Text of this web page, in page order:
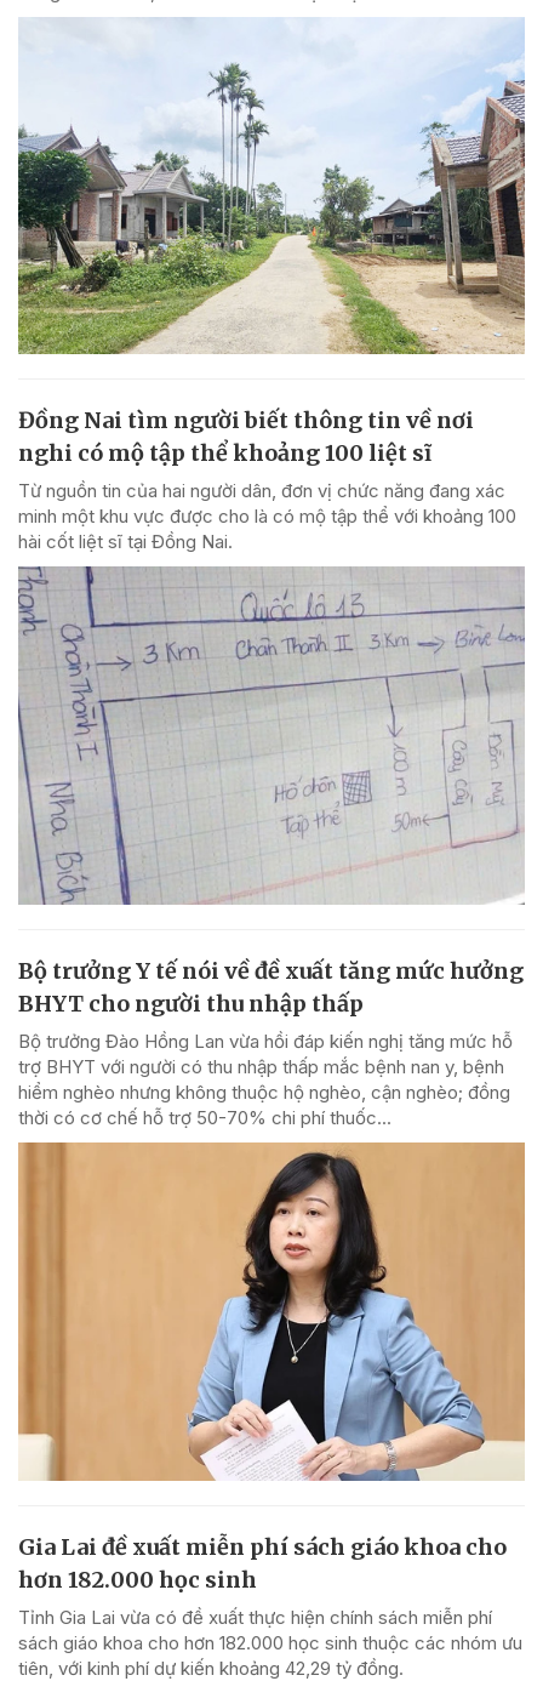
Đồng Nai tìm người biết thông tin về nơi
nghi có mộ tập thể khoảng 100 liệt sĩ
Từ nguồn tin của hai người dân, đơn vị chức năng đang xác
minh một khu vực được cho là có mộ tập thể với khoảng 100
hài cốt liệt sĩ tại Đồng Nai.
Bộ trưởng Y tế nói về đề xuất tăng mức hưởng
BHYT cho người thu nhập thấp
Bộ trưởng Đào Hồng Lan vừa hồi đáp kiến nghị tăng mức hỗ
trợ BHYT với người có thu nhập thấp mắc bệnh nan y, bệnh
hiểm nghèo nhưng không thuộc hộ nghèo, cận nghèo; đồng
thời có cơ chế hỗ trợ 50-70% chi phí thuốc...
Gia Lai đề xuất miễn phí sách giáo khoa cho
hơn 182.000 học sinh
Tỉnh Gia Lai vừa có đề xuất thực hiện chính sách miễn phí
sách giáo khoa cho hơn 182.000 học sinh thuộc các nhóm ưu
tiên, với kinh phí dự kiến khoảng 42,29 tỷ đồng.